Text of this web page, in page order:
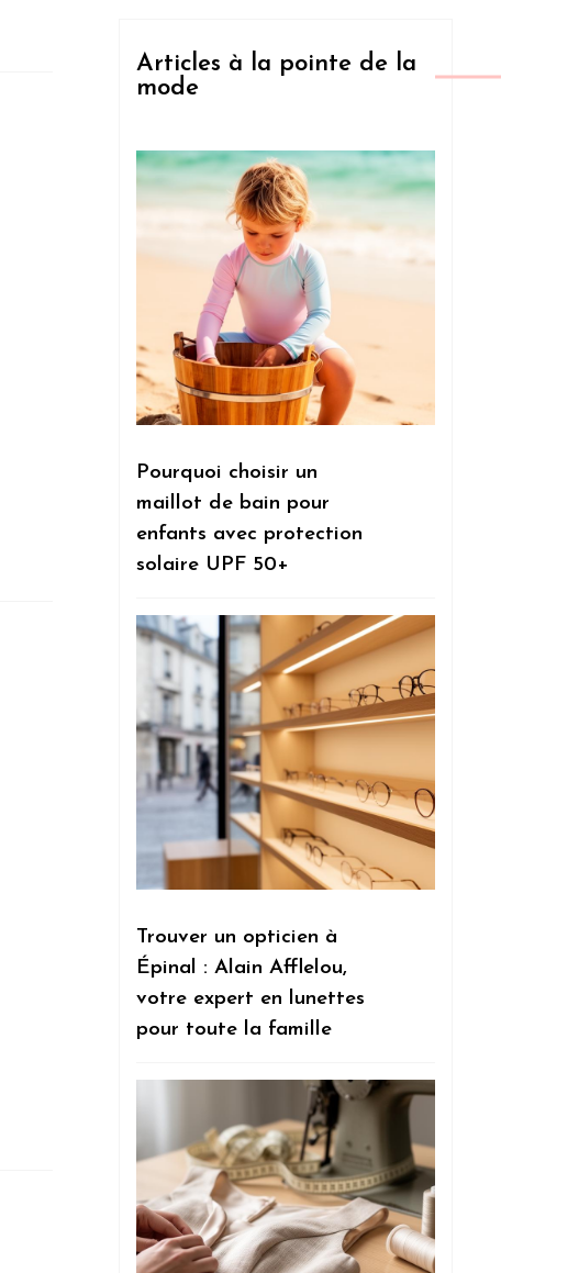
Articles à la pointe de la
mode
Pourquoi choisir un
maillot de bain pour
enfants avec protection
solaire UPF 50+
Trouver un opticien à
Épinal : Alain Afflelou,
votre expert en lunettes
pour toute la famille